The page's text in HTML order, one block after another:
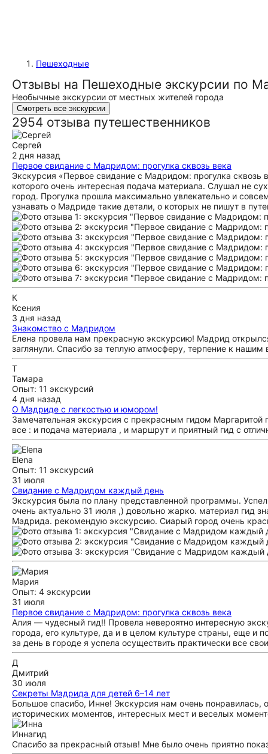
Пешеходные
Отзывы на Пешеходные экскурсии по
Необычные экскурсии от местных жителей города
Смотреть все экскурсии
2954 отзыва путешественников
Сергей
2 дня назад
Первое свидание с Мадридом: прогулка сквозь века
Экскурсия «Первое свидание с Мадридом: прогулка
которого очень интересная подача материала. Слушал не
город. Прогулка прошла максимально увлекательно и
узнавать о Мадриде такие детали, о которых не пишут в
К
Ксения
3 дня назад
Знакомство с Мадридом
Елена провела нам прекрасную экскурсию! Мадрид
заглянули. Спасибо за теплую атмосферу, терпение к
Т
Тамара
Опыт: 11 экскурсий
4 дня назад
О Мадриде с легкостью и юмором!
Замечательная экскурсия с прекрасным гидом
все : и подача материала , и маршрут и приятный гид с
Elena
Опыт: 11 экскурсий
31 июля
Свидание с Мадридом каждый день
Экскурсия была по плану представленной программы.
очень актуально 31 июля ,) довольно жарко. материал гид
Мадрида. рекомендую экскурсию. Сиарый город очень
Мария
Опыт: 4 экскурсии
31 июля
Первое свидание с Мадридом: прогулка сквозь века
Алия — чудесный гид!! Провела невероятно интересную
города, его культуре, да и в целом культуре страны, еще и
за день в городе я успела осуществить практически все
Д
Дмитрий
30 июля
Секреты Мадрида для детей 6–14 лет
Большое спасибо, Инне! Экскурсия нам очень
исторических моментов, интересных мест и веселых
Иннагид
Спасибо за прекрасный отзыв! Мне было очень приятно